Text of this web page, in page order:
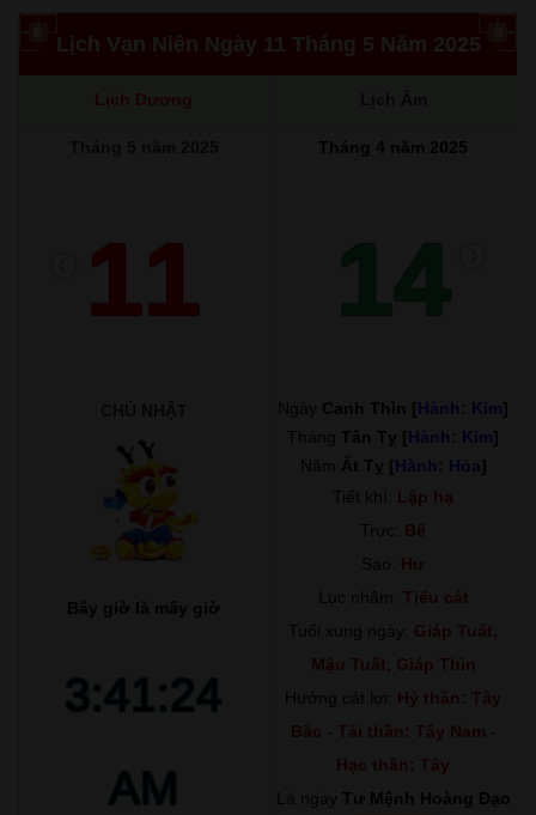
Lịch Vạn Niên Ngày 11 Tháng 5 Năm 2025
Lịch Dương
Tháng 4 năm 2025
11 14
Bây giờ là mấy giờ
3:41:25
AM
Ngày Canh Thìn [Hành: Kim]
Tháng Tân Tỵ [Hành: Kim]
Năm Ất Tỵ [Hành: Hỏa]
Tiết khí: Lập hạ
Trực: Bế
Sao: Hư
Lục nhâm: Tiểu cát
Tuổi xung ngày: Giáp Tuất,
Mậu Tuất, Giáp Thìn
Hướng cát lợi: Hỷ thần: Tây
Bắc - Tài thần: Tây Nam -
Hạc thần: Tây
Là ngày Tư Mệnh Hoàng Đạo